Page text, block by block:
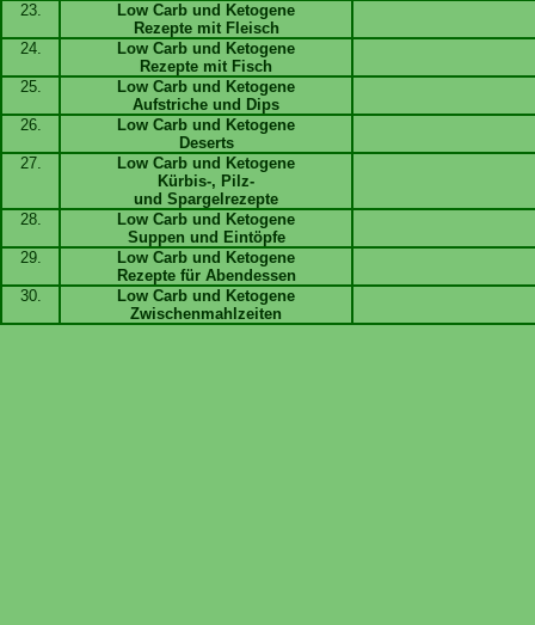
23.
Low Carb und Ketogene
Rezepte mit Fleisch
24.
Low Carb und Ketogene
Rezepte mit Fisch
25.
Low Carb und Ketogene
Aufstriche und Dips
26.
Low Carb und Ketogene
Deserts
27.
Low Carb und Ketogene
Kürbis-, Pilz-
und Spargelrezepte
28.
Low Carb und Ketogene
Suppen und Eintöpfe
29.
Low Carb und Ketogene
Rezepte für Abendessen
30.
Low Carb und Ketogene
Zwischenmahlzeiten